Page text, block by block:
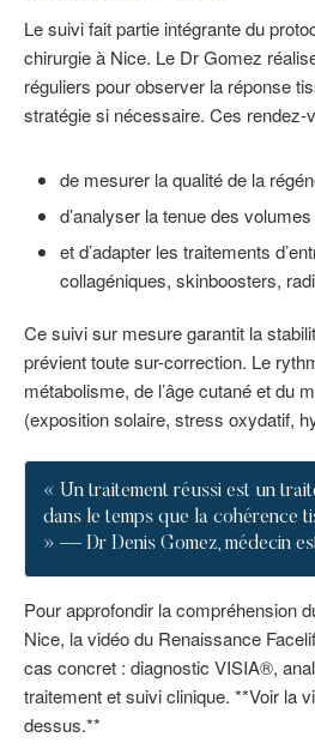
Le suivi fait partie intégrante du
chirurgie à Nice. Le Dr Gomez
réguliers pour observer la réponse
stratégie si nécessaire. Ces rendez-
de mesurer la qualité de la
d’analyser la tenue des
et d’adapter les traitements
collagéniques, skinboosters,
Ce suivi sur mesure garantit la
prévient toute sur-correction. Le
métabolisme, de l’âge cutané et du
(exposition solaire, stress oxydatif,
« Un traitement réussi est un
dans le temps que la cohérence
» — Dr Denis Gomez, médecin
Pour approfondir la compréhension
Nice, la vidéo du Renaissance
cas concret : diagnostic VISIA®,
traitement et suivi clinique. **Voir la
dessus.**